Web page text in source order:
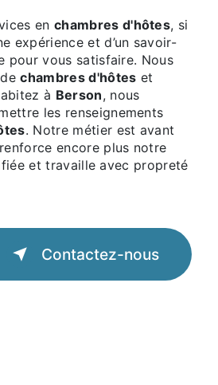
en chambres d'hôtes, si
expérience et d’un savoir-
pour vous satisfaire. Nous
dechambres d'hôtes et
à Berson, nous
les renseignements
. Notre métier est avant
encore plus notre
et travaille avec propreté
Contactez-nous